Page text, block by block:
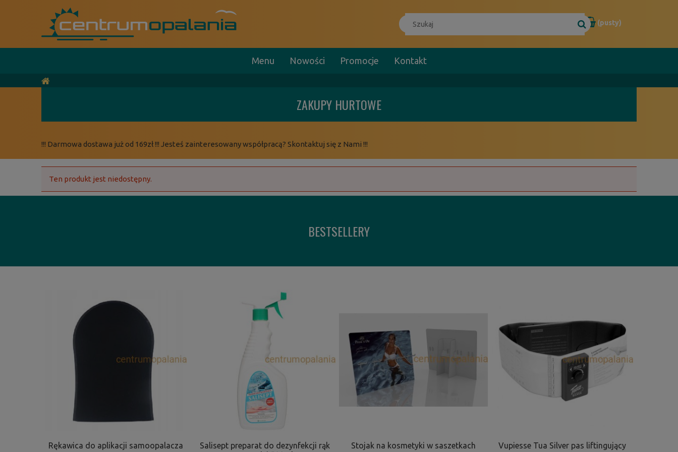
(pusty)
Menu Nowości Promocje Kontakt
ZAKUPY HURTOWE
!!! Darmowa dostawa już od 169zł !!! Jesteś zainteresowany współpracą? Skontaktuj się z Nami !!!
Ten produkt jest niedostępny.
BESTSELLERY
Rękawica do aplikacji samoopalacza
Salisept preparat do dezynfekcji rąk
Stojak na kosmetyki w saszetkach Vupiesse Tua Silver pas liftingujący